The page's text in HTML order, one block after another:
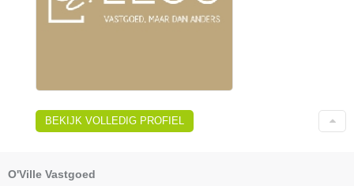
BEKIJK VOLLEDIG PROFIEL
O'Ville Vastgoed